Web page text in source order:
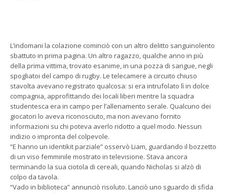
L’indomani la colazione cominciò con un altro delitto sanguinolento
sbattuto in prima pagina. Un altro ragazzo, qualche anno in più
della prima vittima, trovato esanime, in una pozza di sangue, negli
spogliatoi del campo di rugby. Le telecamere a circuito chiuso
stavolta avevano registrato qualcosa: si era intrufolato lì in dolce
compagnia, approfittando dei locali liberi mentre la squadra
studentesca era in campo per l’allenamento serale. Qualcuno dei
giocatori lo aveva riconosciuto, ma non avevano fornito
informazioni su chi poteva averlo ridotto a quel modo. Nessun
indizio o impronta del colpevole.
“E hanno un identikit parziale” osservò Liam, guardando il bozzetto
di un viso femminile mostrato in televisione. Stava ancora
terminando la sua ciotola di cereali, quando Nicholas si alzò di
colpo da tavola.
“Vado in biblioteca” annunciò risoluto. Lanciò uno sguardo di sfida